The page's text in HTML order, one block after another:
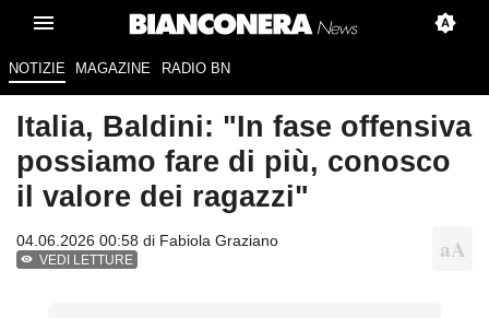
NOTIZIE MAGAZINE RADIO BN
Italia, Baldini: "In fase offensiva
possiamo fare di più, conosco
il valore dei ragazzi"
04.06.2026 00:58 di Fabiola Graziano
VEDI LETTURE